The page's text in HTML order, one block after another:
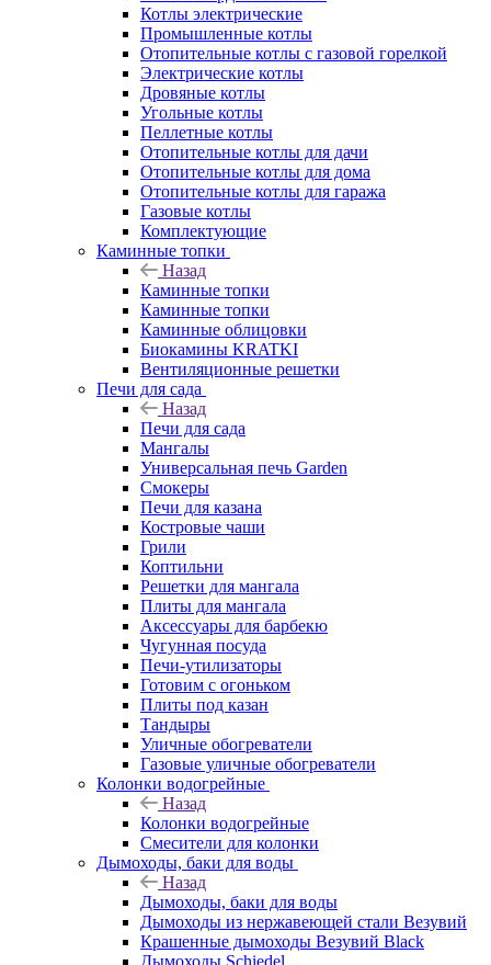
Котлы электрические
Промышленные котлы
Отопительные котлы с газовой горелкой
Электрические котлы
Дровяные котлы
Угольные котлы
Пеллетные котлы
Отопительные котлы для дачи
Отопительные котлы для дома
Отопительные котлы для гаража
Газовые котлы
Комплектующие
Каминные топки
Назад
Каминные топки
Каминные топки
Каминные облицовки
Биокамины KRATKI
Вентиляционные решетки
Печи для сада
Назад
Печи для сада
Мангалы
Универсальная печь Garden
Смокеры
Печи для казана
Костровые чаши
Грили
Коптильни
Решетки для мангала
Плиты для мангала
Аксессуары для барбекю
Чугунная посуда
Печи-утилизаторы
Готовим с огоньком
Плиты под казан
Тандыры
Уличные обогреватели
Газовые уличные обогреватели
Колонки водогрейные
Назад
Колонки водогрейные
Смесители для колонки
Дымоходы, баки для воды
Назад
Дымоходы, баки для воды
Дымоходы из нержавеющей стали Везувий
Крашенные дымоходы Везувий Black
Дымоходы Schiedel